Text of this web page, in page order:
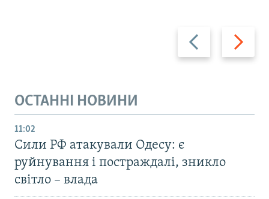
Назад Вперед
ОСТАННІ НОВИНИ
11:02
Сили РФ атакували Одесу: є
руйнування і постраждалі, зникло
світло – влада